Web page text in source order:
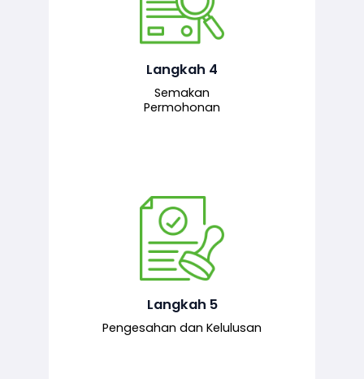
Langkah 4
Semakan
Permohonan
Pegawai penyemak menyemak
maklumat yang dikemukakan. Jika
semua maklumat adalah lengkap dan
kepada pegawai pelulus untuk
tindakan seterusnya.
Langkah 5
Pengesahan dan Kelulusan
Pegawai pelulus menilai permohonan
dan memberi pengesahan serta
kelulusan akhir sekiranya semuanya
mematuhi syarat ditetapkan.